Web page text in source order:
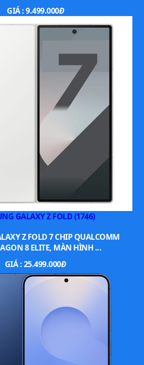
GIÁ :9.499.000Đ
GALAXY Z FOLD (1746)
Z FOLD 7 CHIP QUALCOMM
8 ELITE, MÀN HÌNH ...
GIÁ :25.499.000Đ